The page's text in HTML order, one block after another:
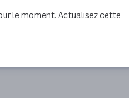
le moment. Actualisez cette